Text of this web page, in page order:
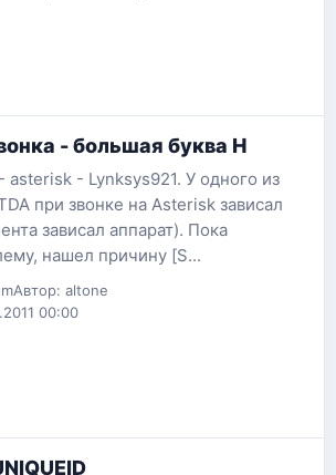
- большая буква Н
asterisk - Lynksys921. У одного из
при звонке на Asterisk зависал
зависал аппарат). Пока
нашел причину [S...
Автор: altone
00:00